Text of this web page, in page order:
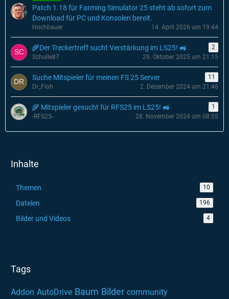
Patch 1.18 für Farming Simulator 25 steht ab sofort zum
Download für PC und Konsolen bereit.
Hochbauer 14. April 2026 um 19:44
🌾Der Treckertreff sucht Verstärkung im LS25! 🚜
2
Schulle87
29. Oktober 2025 um 21:15
Suche Mitspieler für meinen FS 25 Server
11
Dr_Floh
2. Dezember 2024 um 21:48
🌾 Mitspieler gesucht für RFS25 im LS25! 🚜
1
-RFS25-
28. November 2024 um 08:55
Inhalte
Themen 10
Dateien 196
Bilder und Videos 4
Tags
Addon AutoDrive Baum Bilder community